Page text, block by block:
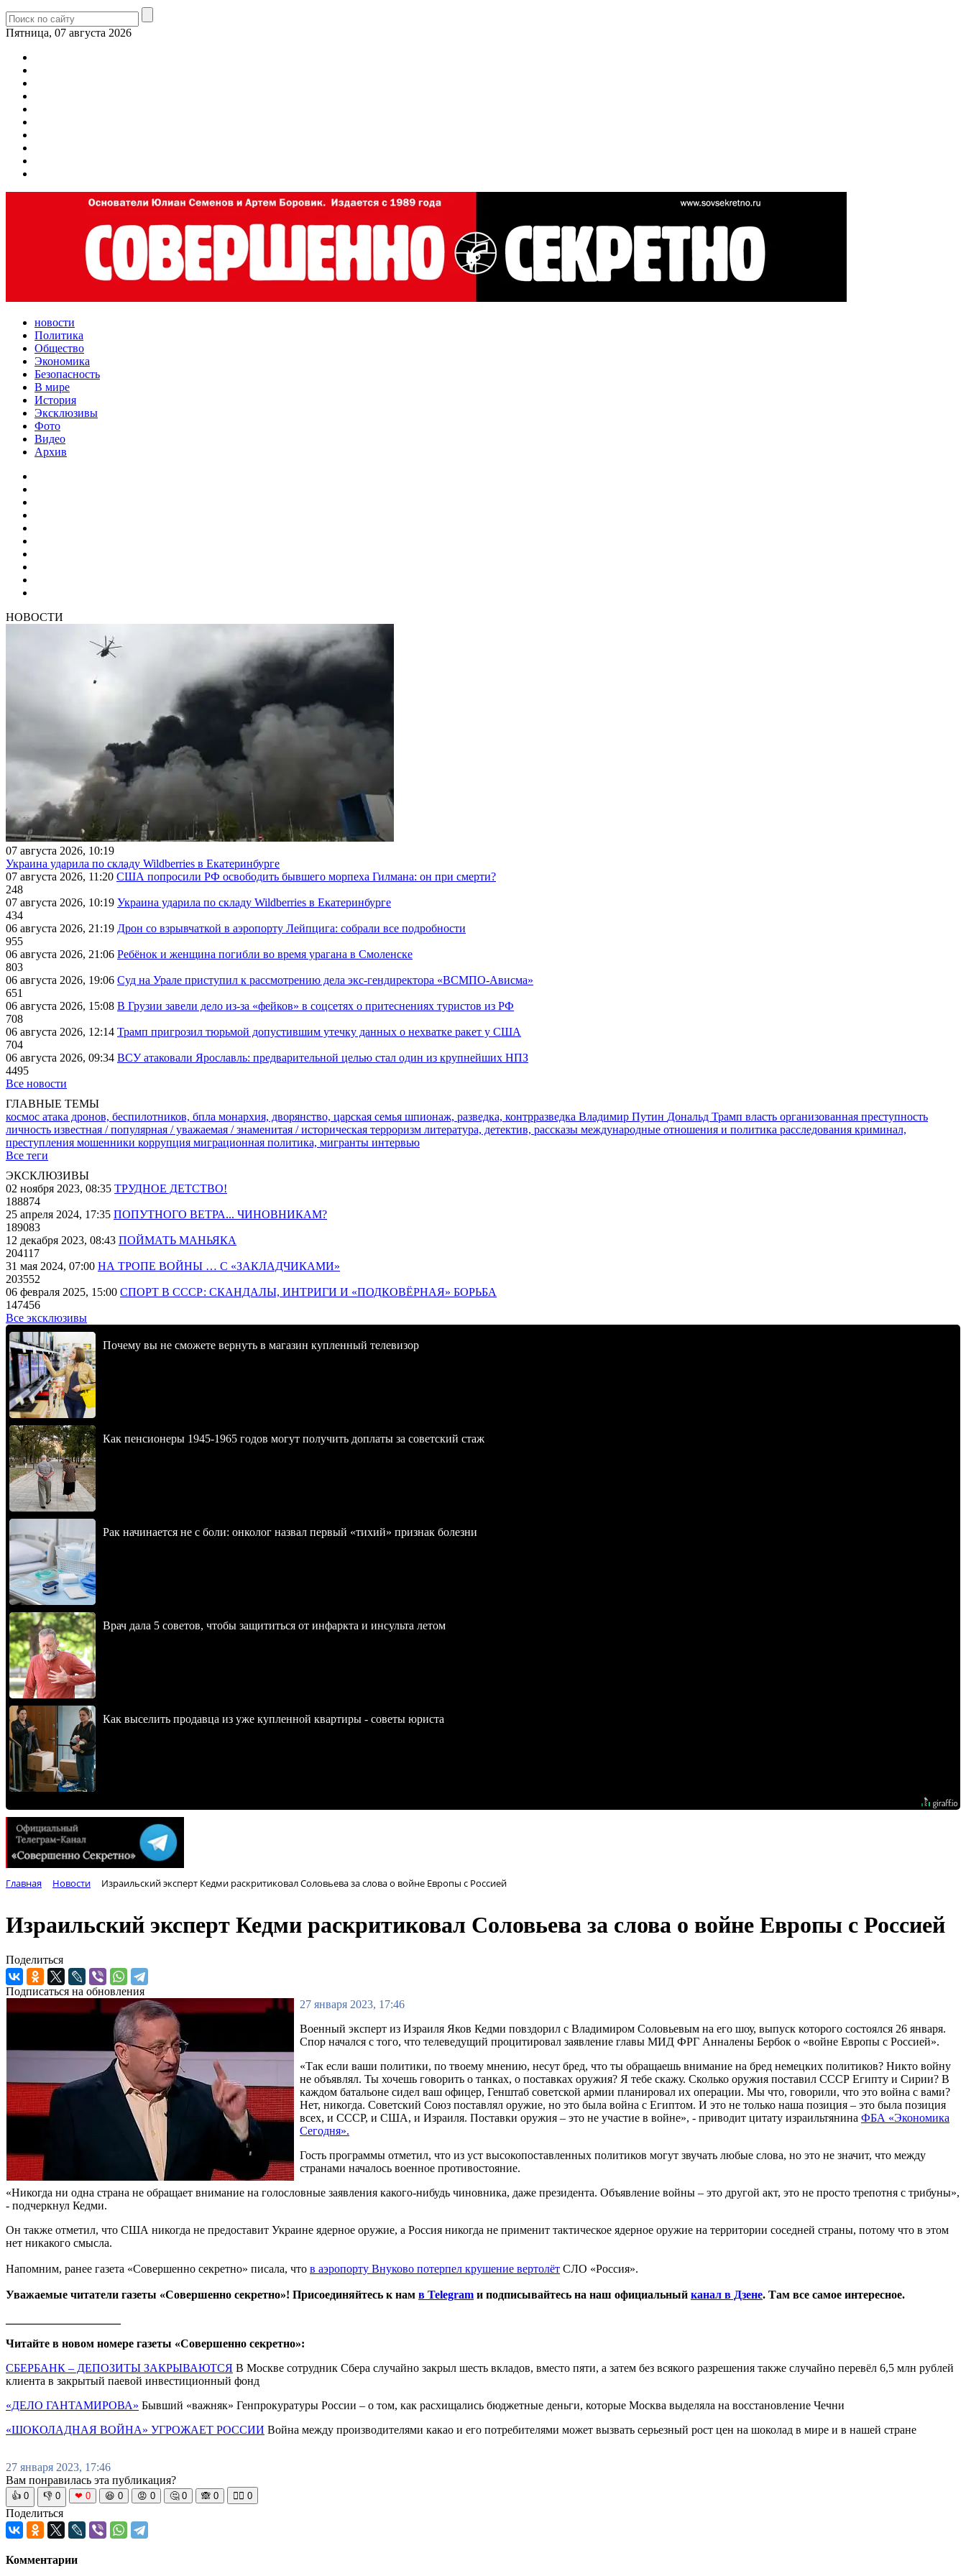
Пятница, 07 августа 2026
новости
Политика
Общество
Экономика
Безопасность
В мире
История
Эксклюзивы
Фото
Видео
Архив
НОВОСТИ
07 августа 2026, 10:19
Украина ударила по складу Wildberries в Екатеринбурге
07 августа 2026, 11:20 США попросили РФ освободить бывшего морпеха Гилмана: он при смерти?
248
07 августа 2026, 10:19 Украина ударила по складу Wildberries в Екатеринбурге
434
06 августа 2026, 21:19 Дрон со взрывчаткой в аэропорту Лейпцига: собрали все подробности
955
06 августа 2026, 21:06 Ребёнок и женщина погибли во время урагана в Смоленске
803
06 августа 2026, 19:06 Суд на Урале приступил к рассмотрению дела экс-гендиректора «ВСМПО-Ависма»
651
06 августа 2026, 15:08 В Грузии завели дело из-за «фейков» в соцсетях о притеснениях туристов из РФ
708
06 августа 2026, 12:14 Трамп пригрозил тюрьмой допустившим утечку данных о нехватке ракет у США
704
06 августа 2026, 09:34 ВСУ атаковали Ярославль: предварительной целью стал один из крупнейших НПЗ
4495
Все новости
ГЛАВНЫЕ ТЕМЫ
космос атака дронов, беспилотников, бпла монархия, дворянство, царская семья шпионаж, разведка, контрразведка Владимир Путин Дональд Трамп власть организованная преступность
личность известная / популярная / уважаемая / знаменитая / историческая терроризм литература, детектив, рассказы международные отношения и политика расследования криминал,
преступления мошенники коррупция миграционная политика, мигранты интервью
Все теги
ЭКСКЛЮЗИВЫ
02 ноября 2023, 08:35 ТРУДНОЕ ДЕТСТВО!
188874
25 апреля 2024, 17:35 ПОПУТНОГО ВЕТРА... ЧИНОВНИКАМ?
189083
12 декабря 2023, 08:43 ПОЙМАТЬ МАНЬЯКА
204117
31 мая 2024, 07:00 НА ТРОПЕ ВОЙНЫ … С «ЗАКЛАДЧИКАМИ»
203552
06 февраля 2025, 15:00 СПОРТ В СССР: СКАНДАЛЫ, ИНТРИГИ И «ПОДКОВЁРНАЯ» БОРЬБА
147456
Все эксклюзивы
Почему вы не сможете вернуть в магазин купленный телевизор
Как пенсионеры 1945-1965 годов могут получить доплаты за советский стаж
Рак начинается не с боли: онколог назвал первый «тихий» признак болезни
Врач дала 5 советов, чтобы защититься от инфаркта и инсульта летом
Как выселить продавца из уже купленной квартиры - советы юриста
Главная Новости Израильский эксперт Кедми раскритиковал Соловьева за слова о войне Европы с Россией
Израильский эксперт Кедми раскритиковал Соловьева за слова о войне Европы с Россией
Поделиться
Подписаться на обновления
27 января 2023, 17:46
Военный эксперт из Израиля Яков Кедми повздорил с Владимиром Соловьевым на его шоу, выпуск которого состоялся 26 января.
Спор начался с того, что телеведущий процитировал заявление главы МИД ФРГ Анналены Бербок о «войне Европы с Россией».
«Так если ваши политики, по твоему мнению, несут бред, что ты обращаешь внимание на бред немецких политиков? Никто войну
не объявлял. Ты хочешь говорить о танках, о поставках оружия? Я тебе скажу. Сколько оружия поставил СССР Египту и Сирии? В
каждом батальоне сидел ваш офицер, Генштаб советской армии планировал их операции. Мы что, говорили, что это война с вами?
Нет, никогда. Советский Союз поставлял оружие, но это была война с Египтом. И это не только наша позиция – это была позиция
всех, и СССР, и США, и Израиля. Поставки оружия – это не участие в войне», - приводит цитату израильтянина ФБА «Экономика
Сегодня».
Гость программы отметил, что из уст высокопоставленных политиков могут звучать любые слова, но это не значит, что между
странами началось военное противостояние.
«Никогда ни одна страна не обращает внимание на голословные заявления какого-нибудь чиновника, даже президента. Объявление войны – это другой акт, это не просто трепотня с трибуны»,
- подчеркнул Кедми.
Он также отметил, что США никогда не предоставит Украине ядерное оружие, а Россия никогда не применит тактическое ядерное оружие на территории соседней страны, потому что в этом
нет никакого смысла.
Напомним, ранее газета «Совершенно секретно» писала, что в аэропорту Внуково потерпел крушение вертолёт СЛО «Россия».
Уважаемые читатели газеты «Совершенно секретно»! Присоединяйтесь к нам в Telegram и подписывайтесь на наш официальный канал в Дзене. Там все самое интересное.
Читайте в новом номере газеты «Совершенно секретно»:
СБЕРБАНК – ДЕПОЗИТЫ ЗАКРЫВАЮТСЯ В Москве сотрудник Сбера случайно закрыл шесть вкладов, вместо пяти, а затем без всякого разрешения также случайно перевёл 6,5 млн рублей
клиента в закрытый паевой инвестиционный фонд
«ДЕЛО ГАНТАМИРОВА» Бывший «важняк» Генпрокуратуры России – о том, как расхищались бюджетные деньги, которые Москва выделяла на восстановление Чечни
«ШОКОЛАДНАЯ ВОЙНА» УГРОЖАЕТ РОССИИ Война между производителями какао и его потребителями может вызвать серьезный рост цен на шоколад в мире и в нашей стране
27 января 2023, 17:46
Вам понравилась эта публикация?
👍 0 👎 0 ❤ 0 😆 0 😡 0 🤔 0 🙈 0 🧘‍♀️ 0
Поделиться
Комментарии